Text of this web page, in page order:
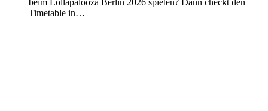
Timetable in…